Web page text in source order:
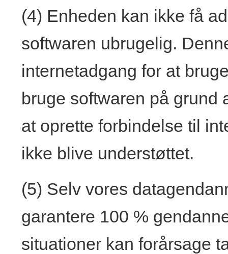
(4) Enheden kan ikke få
softwaren ubrugelig.
internetadgang for at
bruge softwaren på grund
at oprette forbindelse til
ikke blive understøttet.
(5) Selv vores
garantere 100 %
situationer kan forårsage